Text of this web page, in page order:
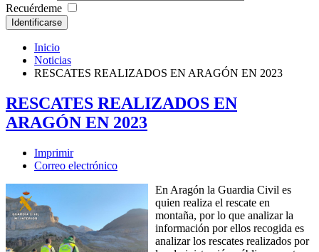
Recuérdeme
Identificarse
Inicio
Noticias
RESCATES REALIZADOS EN ARAGÓN EN 2023
RESCATES REALIZADOS EN
ARAGÓN EN 2023
Imprimir
Correo electrónico
En Aragón la Guardia Civil es
quien realiza el rescate en
montaña, por lo que analizar la
información por ellos recogida es
analizar los rescates realizados por